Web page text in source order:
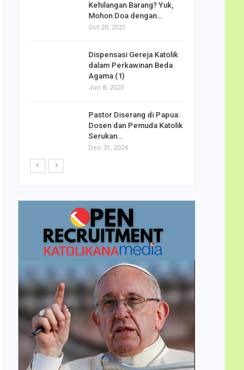
Kehilangan Barang? Yuk,
Mohon Doa dengan…
Oct 20, 2021
Dispensasi Gereja Katolik
dalam Perkawinan Beda
Agama (1)
Jun 8, 2020
Pastor Diserang di Papua:
Dosen dan Pemuda Katolik
Serukan…
Dec 31, 2024